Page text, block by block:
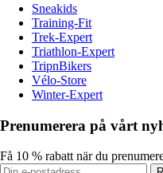
Sneakids
Training-Fit
Trek-Expert
Triathlon-Expert
TripnBikers
Vélo-Store
Winter-Expert
Prenumerera på vårt
Få 10 % rabatt när du